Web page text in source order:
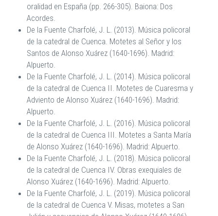
oralidad en España (pp. 266-305). Baiona: Dos
Acordes.
De la Fuente Charfolé, J. L. (2013). Música policoral
de la catedral de Cuenca. Motetes al Señor y los
Santos de Alonso Xuárez (1640-1696). Madrid:
Alpuerto.
De la Fuente Charfolé, J. L. (2014). Música policoral
de la catedral de Cuenca II. Motetes de Cuaresma y
Adviento de Alonso Xuárez (1640-1696). Madrid:
Alpuerto.
De la Fuente Charfolé, J. L. (2016). Música policoral
de la catedral de Cuenca III. Motetes a Santa María
de Alonso Xuárez (1640-1696). Madrid: Alpuerto.
De la Fuente Charfolé, J. L. (2018). Música policoral
de la catedral de Cuenca IV. Obras exequiales de
Alonso Xuárez (1640-1696). Madrid: Alpuerto.
De la Fuente Charfolé, J. L. (2019). Música policoral
de la catedral de Cuenca V. Misas, motetes a San